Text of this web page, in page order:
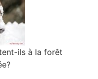
ils à la forêt